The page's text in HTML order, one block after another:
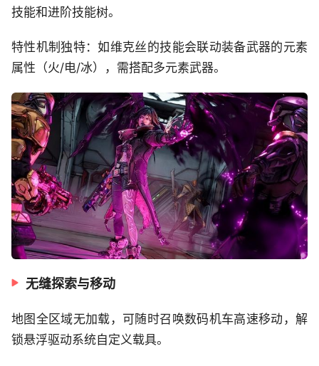
技能和进阶技能树。
特性机制独特：如维克丝的技能会联动装备武器的元素
属性（火/电/冰），需搭配多元素武器。
无缝探索与移动
地图全区域无加载，可随时召唤数码机车高速移动，解
锁悬浮驱动系统自定义载具。